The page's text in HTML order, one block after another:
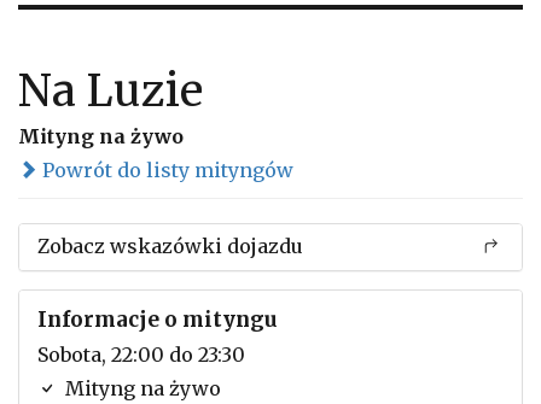
Na Luzie
Mityng na żywo
Powrót do listy mityngów
Zobacz wskazówki dojazdu
Informacje o mityngu
Sobota, 22:00 do 23:30
Mityng na żywo